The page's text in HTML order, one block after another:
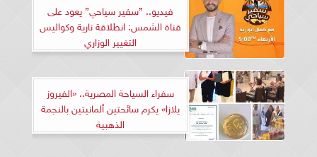
فيديو.. ”سفير سياحي” يعود على
قناة الشمس: انطلاقة نارية وكواليس
التغيير الوزاري
سفراء السياحة المصرية.. «الفيروز
يلازا» يكرم سائحتين ألمانيتين بالنجمة
الذهبية